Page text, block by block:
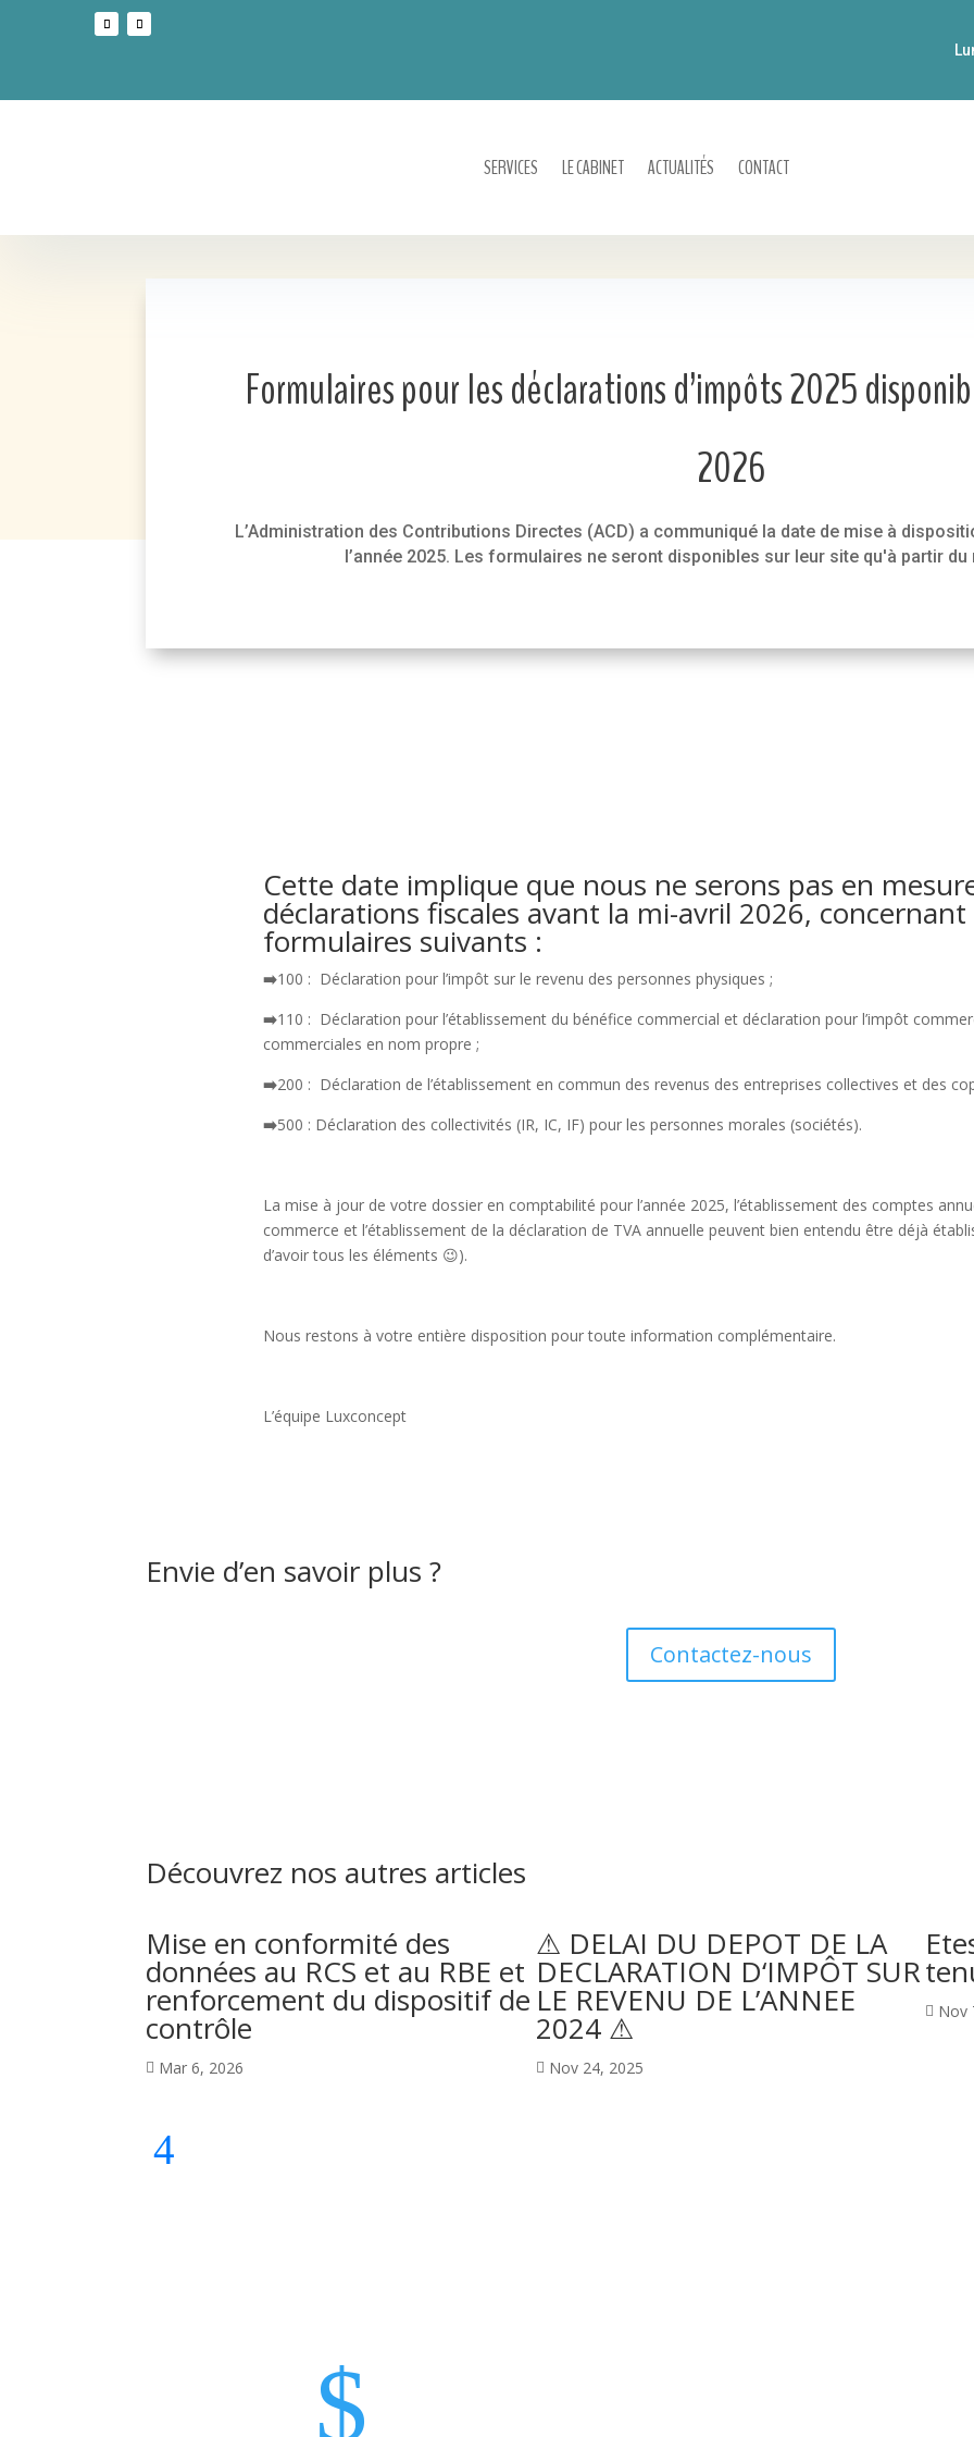
SERVICES LE CABINET ACTUALITÉS CONTACT
Formulaires pour les déclarations d’impôts 2025
2026
L’Administration des Contributions Directes (ACD) a communiqué la date de mise à
l’année 2025. Les formulaires ne seront disponibles sur leur site qu'à partir du
Cette date implique que nous ne serons pas en
déclarations fiscales avant la mi-avril 2026,
formulaires suivants :
➡️100 : Déclaration pour l’impôt sur le revenu des personnes physiques ;
➡️110 : Déclaration pour l’établissement du bénéfice commercial et déclaration pour l’impôt
commerciales en nom propre ;
➡️200 : Déclaration de l’établissement en commun des revenus des entreprises collectives et des
➡️500 : Déclaration des collectivités (IR, IC, IF) pour les personnes morales (sociétés).
La mise à jour de votre dossier en comptabilité pour l’année 2025, l’établissement des comptes
commerce et l’établissement de la déclaration de TVA annuelle peuvent bien entendu être déjà
d’avoir tous les éléments 😉).
Nous restons à votre entière disposition pour toute information complémentaire.
L’équipe Luxconcept
Envie d’en savoir plus ?
Contactez-nous
Découvrez nos autres articles
Mise en conformité des
données au RCS et au RBE et
renforcement du dispositif de
contrôle
 Mar 6, 2026
⚠ DELAI DU DEPOT DE LA
DECLARATION D‘IMPÔT SUR
LE REVENU DE L’ANNEE
2024 ⚠
 Nov 24, 2025
 Nov
$